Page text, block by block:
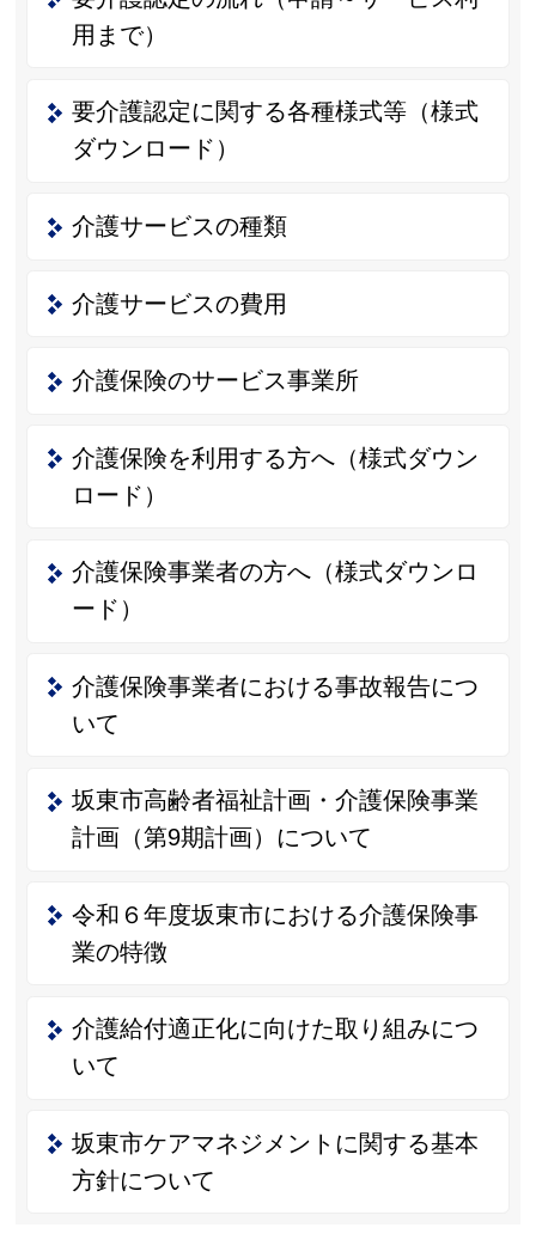
用まで）
要介護認定に関する各種様式等（様式
ダウンロード）
介護サービスの種類
介護サービスの費用
介護保険のサービス事業所
介護保険を利用する方へ（様式ダウン
ロード）
介護保険事業者の方へ（様式ダウンロ
ード）
介護保険事業者における事故報告につ
いて
坂東市高齢者福祉計画・介護保険事業
計画（第9期計画）について
令和６年度坂東市における介護保険事
業の特徴
介護給付適正化に向けた取り組みにつ
いて
坂東市ケアマネジメントに関する基本
方針について